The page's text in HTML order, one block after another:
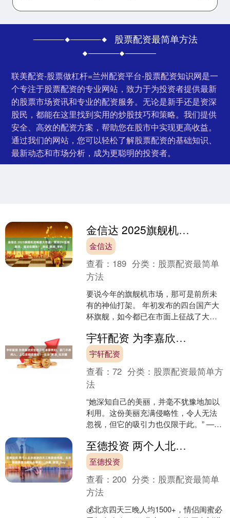
股票配资最简单方法
联美配资-股票做杠杆=兰州配资平台-股票配资知识网是一
个专注于股票配资的专业网站，致力于为投资者提供最新
的股票市场资讯和专业的配资服务。无论是新手还是资深
股民，都能在这里找到实用的炒股技巧和策略。我们提供
安全、高效的配资方案，帮助您在股市中实现更高收益。
通过我们的网站，您可以轻松了解股票配资的基础知识、
最新动态和市场分析，成为更聪明的投资者。
金信达 2025旗舰机流畅度大作战：荣米OV互有胜负，谁还在翻车？_测试_系统_手机
金信达
查看： 189 分类： 股票配资最简单
方法
要说今年的旗舰机市场，那可是前所未
有的神仙打架。 年初发布的四台国产大
杯旗舰，如今都已在市面上征战了大半
不下两位数了。 俗话说.... 宇轩配资 为李嘉欣庆生的三位港圈贵妇，豪门不养闲人，上位史都很精彩！_生活_黄泳_社交圈
宇轩配资
查看：72 分类： 股票配资最简单方
法
“她深知自己的美丽，并毫不犹豫地加以
利用。这份美丽充满侵略性，令人无法
忽视，但它的吸引力也仅限于此。” ——
司徒拔道41D的....
至德投资 两个人北京旅游四天三晚最佳线路，北京旅游需要注意什么事项！_小美_故宫_Day
至德投资
查看：200 分类： 股票配资最简单
方法
💰北京四天三晚人均1500+，情侣闺蜜必